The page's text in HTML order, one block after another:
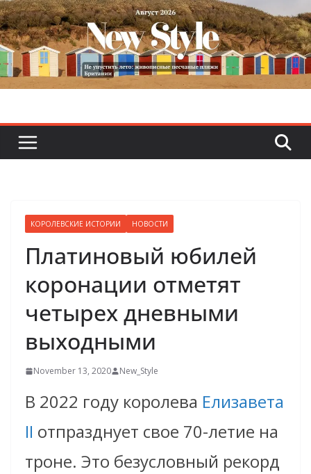
Skip
to
content
КОРОЛЕВСКИЕ ИСТОРИИ НОВОСТИ
Платиновый юбилей
коронации отметят
четырех дневными
выходными
November 13, 2020 New_Style
В 2022 году королева Елизавета
II отпразднует свое 70-летие на
троне. Это безусловный рекорд